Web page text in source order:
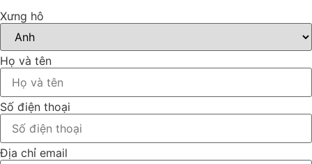
Xưng hô
Họ và tên
Số điện thoại
Địa chỉ email